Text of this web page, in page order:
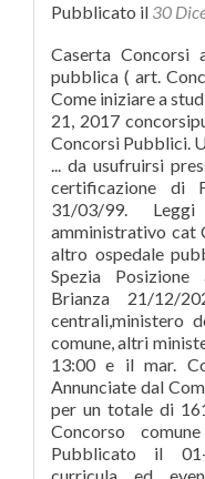
Pubblicato il 30
Caserta Concorsi
pubblica ( art.
Come iniziare a
21, 2017
Concorsi Pubblici.
... da usufruirsi
certificazione di
31/03/99.
amministrativo cat
altro ospedale
Spezia
Brianza 21/12/
centrali,ministero
comune, altri
13:00 e il mar.
Annunciate dal
per un totale di
Concorso
Pubblicato il